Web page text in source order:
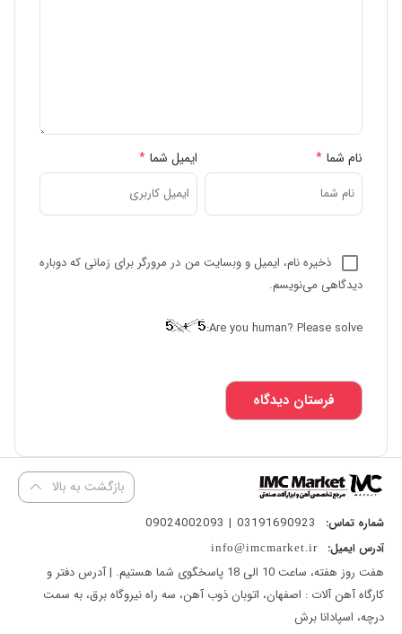
نام شما * ایمیل شما *
ذخیره نام، ایمیل و وبسایت من در مرورگر برای زمانی که دوباره
دیدگاهی می‌نویسم.
Are you human? Please solve:
بازگشت به بالا
شماره تماس: 03191690923 | 09024002093
آدرس ایمیل: info@imcmarket.ir
هفت روز هفته، ساعت 10 الی 18 پاسخگوی شما هستیم. | آدرس دفتر و
کارگاه آهن آلات : اصفهان، اتوبان ذوب آهن، سه راه نیروگاه برق، به سمت
درچه، اسپادانا برش